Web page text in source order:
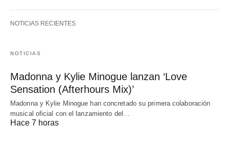
NOTICIAS RECIENTES
NOTICIAS
Madonna y Kylie Minogue lanzan ‘Love
Sensation (Afterhours Mix)’
Madonna y Kylie Minogue han concretado su primera colaboración
musical oficial con el lanzamiento del…
Hace 7 horas